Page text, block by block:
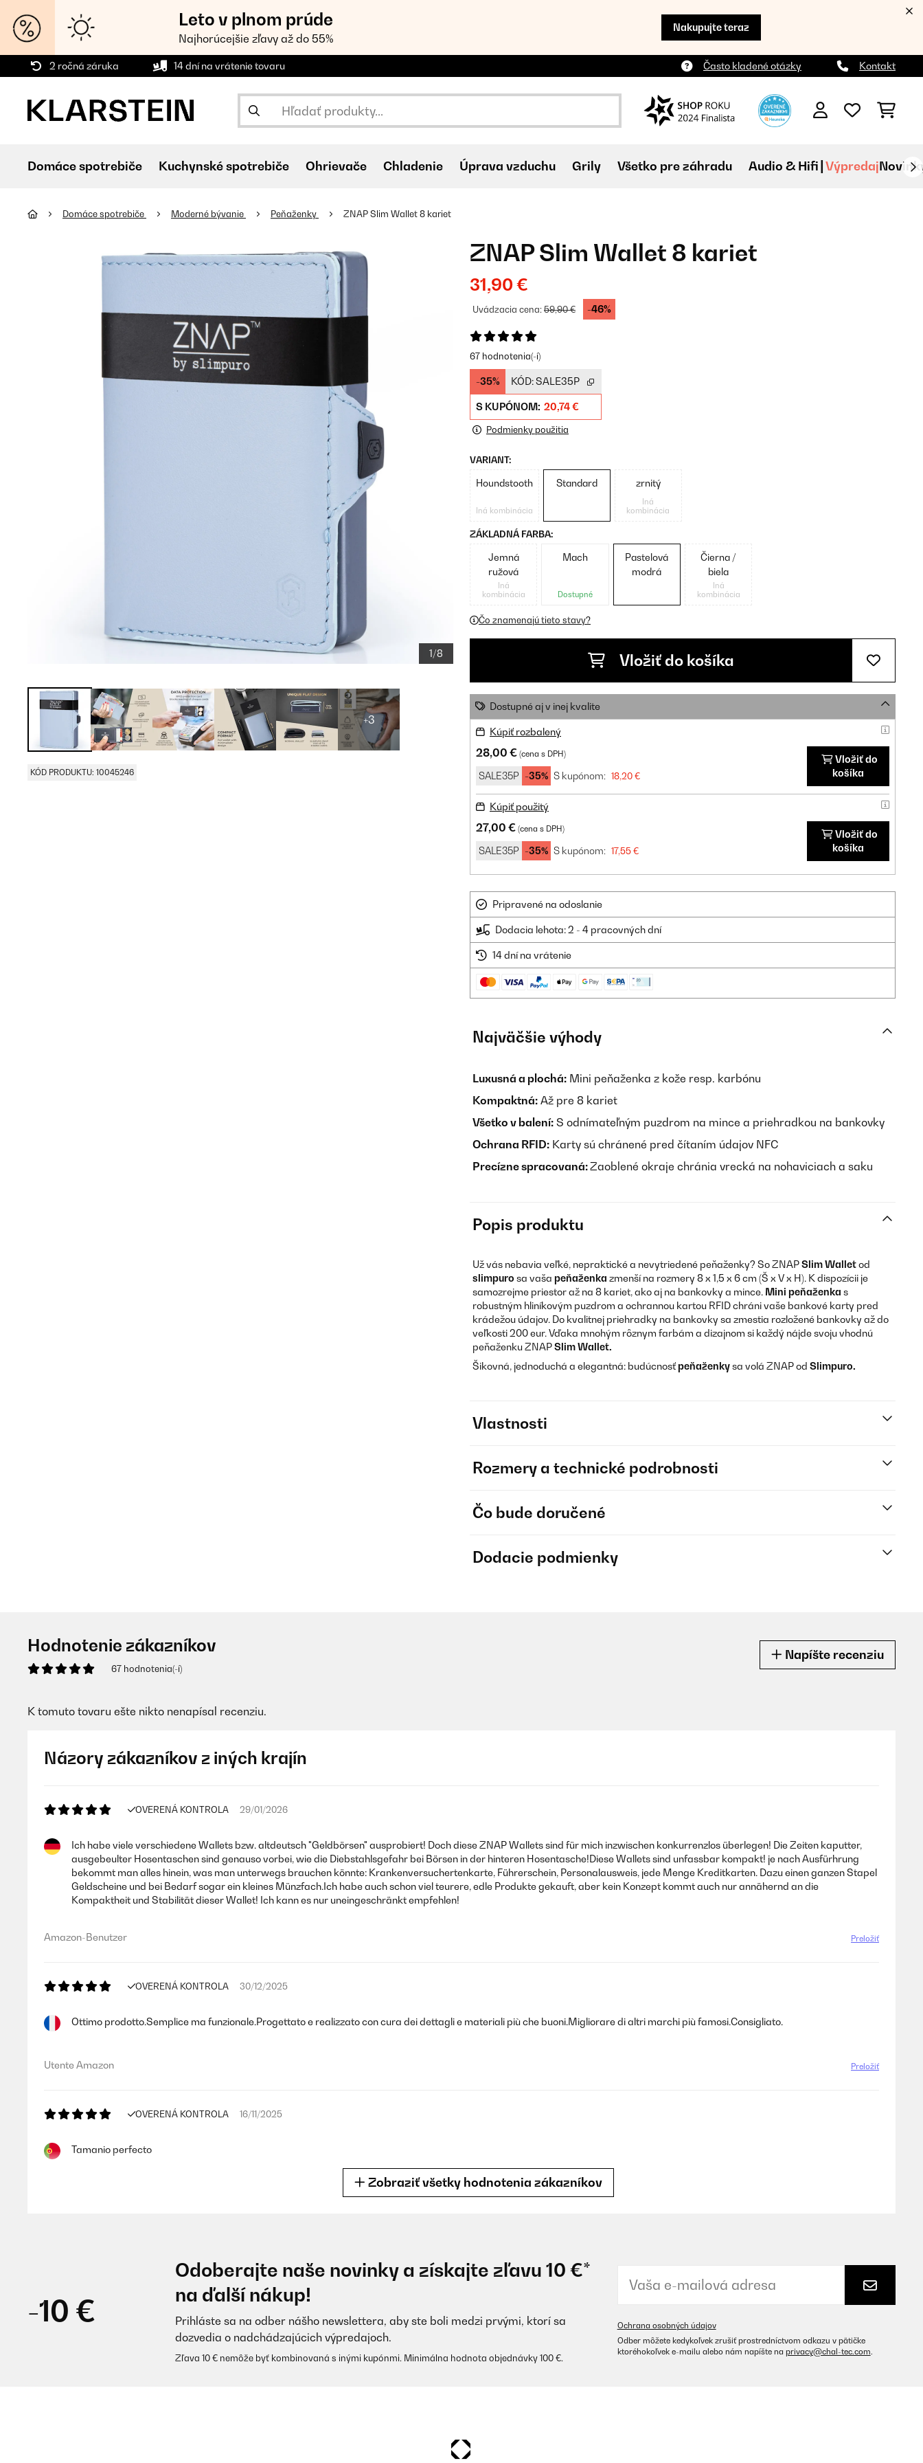
Leto v plnom prúde
Najhorúcejšie zľavy až do 55%
Nakupujte teraz
2 ročná záruka 14 dní na vrátenie tovaru Často kladené otázky Kontakt
Domáce spotrebiče Kuchynské spotrebiče Ohrievače Chladenie Úprava vzduchu Grily Všetko pre záhradu Audio & Hifi Výpredaj
Domáce spotrebiče Moderné bývanie Peňaženky ZNAP Slim Wallet 8 kariet
1/8
+3
KÓD PRODUKTU: 10045246
ZNAP Slim Wallet 8 kariet
31,90 €
Uvádzacia cena:59,90 € -46%
67 hodnotenia(-í)
-35% KÓD:SALE35P
S KUPÓNOM: 20,74 €
Podmienky použitia
VARIANT:
Houndstooth
Iná kombinácia
Standard zrnitý
Iná
kombinácia
ZÁKLADNÁ FARBA:
Jemná
ružová
Iná
kombinácia
Mach
Dostupné
Pastelová
modrá
Čierna /
biela
Iná
kombinácia
Čo znamenajú tieto stavy?
Vložiť do košíka
Dostupné aj v inej kvalite
Kúpiť rozbalený
28,00 € (cena s DPH)
SALE35P -35% S kupónom: 18,20 €
Vložiť do
košíka
Kúpiť použitý
27,00 € (cena s DPH)
SALE35P -35% S kupónom: 17,55 €
Vložiť do
košíka
Pripravené na odoslanie
Dodacia lehota: 2 - 4 pracovných dní
14 dní na vrátenie
Najväčšie výhody
Luxusná a plochá: Mini peňaženka z kože resp. karbónu
Kompaktná: Až pre 8 kariet
Všetko v balení: S odnímateľným puzdrom na mince a priehradkou na bankovky
Ochrana RFID: Karty sú chránené pred čítaním údajov NFC
Precízne spracovaná:Zaoblené okraje chránia vrecká na nohaviciach a saku
Popis produktu
Už vás nebavia veľké, nepraktické a nevytriedené peňaženky? So ZNAPSlim Walletod
slimpuro sa vaša peňaženka zmenší na rozmery 8 x 1,5 x 6 cm (Š x V x H). K dispozícii je
samozrejme priestor až na 8 kariet, ako aj na bankovky a mince. Mini peňaženka s
robustným hliníkovým puzdrom a ochrannou kartou RFID chráni vaše bankové karty pred
krádežou údajov. Do kvalitnej priehradky na bankovky sa zmestia rozložené bankovky až do
veľkosti 200 eur. Vďaka mnohým rôznym farbám a dizajnom si každý nájde svoju vhodnú
peňaženku ZNAPSlim Wallet.
Šikovná, jednoduchá a elegantná: budúcnosť peňaženkysa volá ZNAP od Slimpuro.
Vlastnosti
Rozmery a technické podrobnosti
Čo bude doručené
Dodacie podmienky
Hodnotenie zákazníkov
67 hodnotenia(-í)
Napíšte recenziu
K tomuto tovaru ešte nikto nenapísal recenziu.
Názory zákazníkov z iných krajín
OVERENÁ KONTROLA 29/01/2026
Ich habe viele verschiedene Wallets bzw. altdeutsch "Geldbörsen" ausprobiert! Doch diese ZNAP Wallets sind für mich inzwischen konkurrenzlos überlegen! Die Zeiten kaputter,
ausgebeulter Hosentaschen sind genauso vorbei, wie die Diebstahlsgefahr bei Börsen in der hinteren Hosentasche!Diese Wallets sind unfassbar kompakt! je nach Ausfürhrung
bekommt man alles hinein, was man unterwegs brauchen könnte: Krankenversuchertenkarte, Führerschein, Personalausweis, jede Menge Kreditkarten. Dazu einen ganzen Stapel
Geldscheine und bei Bedarf sogar ein kleines Münzfach.Ich habe auch schon viel teurere, edle Produkte gekauft, aber kein Konzept kommt auch nur annähernd an die
Kompaktheit und Stabilität dieser Wallet! Ich kann es nur uneingeschränkt empfehlen!
Amazon-Benutzer Preložiť
OVERENÁ KONTROLA 30/12/2025
Ottimo prodotto.Semplice ma funzionale.Progettato e realizzato con cura dei dettagli e materiali più che buoni.Migliorare di altri marchi più famosi.Consigliato.
Utente Amazon Preložiť
OVERENÁ KONTROLA 16/11/2025
Tamanio perfecto
Grundsätzlich ein tolles Wallet, habe bereits seit 3J dieses und wollte mit nun ein neues gönnen. Somit ist das Produkt von mir klar zu empfehlen und 5Sterne wert.Aber ich bestellte
ein Schwarzes mit Nickel (silbernes Alu) und bekommen habe ich ein Schwarz Bronze.Dafür muss es ein Stern Abzug geben. Geht retour.
Zobraziť všetky hodnotenia zákazníkov
-10 €
Odoberajte naše novinky a získajte zľavu 10 €*
na ďalší nákup!
Prihláste sa na odber nášho newslettera, aby ste boli medzi prvými, ktorí sa
dozvedia o nadchádzajúcich výpredajoch.
Zľava 10 € nemôže byť kombinovaná s inými kupónmi. Minimálna hodnota objednávky 100 €.
Ochrana osobných údajov
Odber môžete kedykoľvek zrušiť prostredníctvom odkazu v pätičke
ktoréhokoľvek e-mailu alebo nám napíšte na privacy@chal-tec.com.